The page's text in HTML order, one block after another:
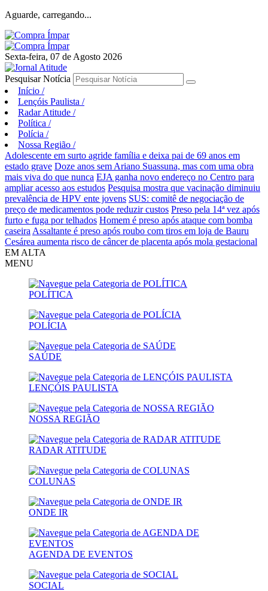
Aguarde, carregando...
Sexta-feira, 07 de Agosto 2026
Pesquisar Notícia
Início /
Lençóis Paulista /
Radar Atitude /
Política /
Polícia /
Nossa Região /
Adolescente em surto agride família e deixa pai de 69 anos em
estado grave Doze anos sem Ariano Suassuna, mas com uma obra
mais viva do que nunca EJA ganha novo endereço no Centro para
ampliar acesso aos estudos Pesquisa mostra que vacinação diminuiu
prevalência de HPV ente jovens SUS: comitê de negociação de
preço de medicamentos pode reduzir custos Preso pela 14ª vez após
furto e fuga por telhados Homem é preso após ataque com bomba
caseira Assaltante é preso após roubo com tiros em loja de Bauru
Cesárea aumenta risco de câncer de placenta após mola gestacional
EM ALTA
MENU
POLÍTICA
POLÍCIA
SAÚDE
LENÇÓIS PAULISTA
NOSSA REGIÃO
RADAR ATITUDE
COLUNAS
ONDE IR
AGENDA DE EVENTOS
SOCIAL